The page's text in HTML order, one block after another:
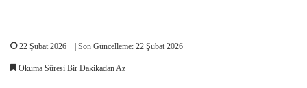
22 Şubat 2026 | Son Güncelleme: 22 Şubat 2026
Okuma Süresi Bir Dakikadan Az